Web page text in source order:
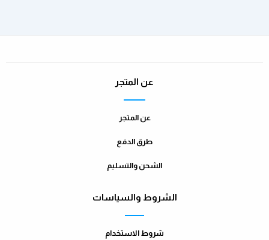
عن المتجر
عن المتجر
طرق الدفع
الشحن والتسليم
الشروط والسياسات
شروط الاستخدام